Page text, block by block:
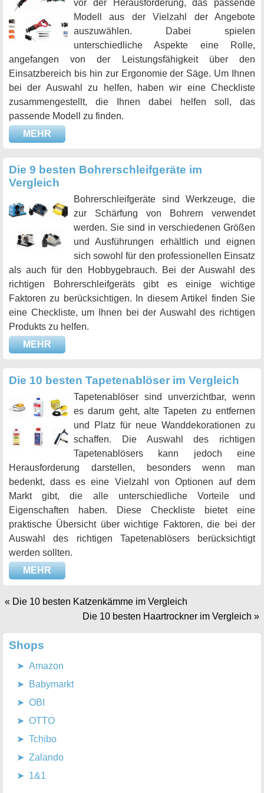
vor der Herausforderung, das passende
Modell aus der Vielzahl der Angebote
auszuwählen. Dabei spielen
unterschiedliche Aspekte eine Rolle,
angefangen von der Leistungsfähigkeit über den
Einsatzbereich bis hin zur Ergonomie der Säge. Um Ihnen
bei der Auswahl zu helfen, haben wir eine Checkliste
zusammengestellt, die Ihnen dabei helfen soll, das
passende Modell zu finden.
MEHR
Die 9 besten Bohrerschleifgeräte im
Vergleich
Bohrerschleifgeräte sind Werkzeuge, die
zur Schärfung von Bohrern verwendet
werden. Sie sind in verschiedenen Größen
und Ausführungen erhältlich und eignen
sich sowohl für den professionellen Einsatz
als auch für den Hobbygebrauch. Bei der Auswahl des
richtigen Bohrerschleifgeräts gibt es einige wichtige
Faktoren zu berücksichtigen. In diesem Artikel finden Sie
eine Checkliste, um Ihnen bei der Auswahl des richtigen
Produkts zu helfen.
MEHR
Die 10 besten Tapetenablöser im Vergleich
Tapetenablöser sind unverzichtbar, wenn
es darum geht, alte Tapeten zu entfernen
und Platz für neue Wanddekorationen zu
schaffen. Die Auswahl des richtigen
Tapetenablösers kann jedoch eine
Herausforderung darstellen, besonders wenn man
bedenkt, dass es eine Vielzahl von Optionen auf dem
Markt gibt, die alle unterschiedliche Vorteile und
Eigenschaften haben. Diese Checkliste bietet eine
praktische Übersicht über wichtige Faktoren, die bei der
Auswahl des richtigen Tapetenablösers berücksichtigt
werden sollten.
MEHR
« Die 10 besten Katzenkämme im Vergleich
Die 10 besten Haartrockner im Vergleich »
Shops
Amazon
Babymarkt
OBI
OTTO
Tchibo
Zalando
1&1